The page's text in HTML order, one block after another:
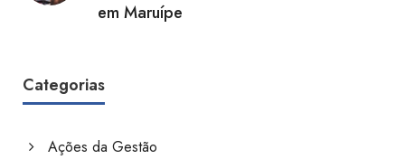
em Maruípe
Categorias
Ações da Gestão